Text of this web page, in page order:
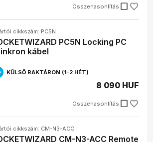
Összehasonlítás check_box_outline_blank
cikkszám: PC5N
PC5N Locking PC
kábel
KÜLSŐ RAKTÁRON (1-2 HÉT)
Összehasonlítás check_box_outline_blank
8 090 HUF
cikkszám: CM-N3-ACC
CM-N3-ACC Remote